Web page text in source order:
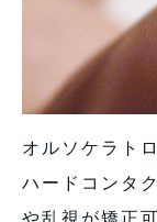
オルソケラト
ハードコンタ
や乱視が矯正